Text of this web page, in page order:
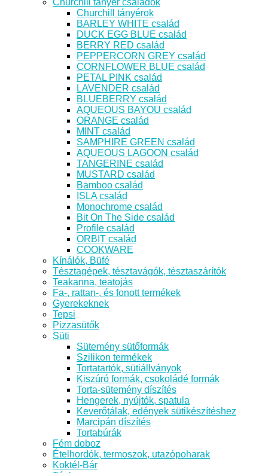
Churchill tányérok
BARLEY WHITE család
DUCK EGG BLUE család
BERRY RED család
PEPPERCORN GREY család
CORNFLOWER BLUE család
PETAL PINK család
LAVENDER család
BLUEBERRY család
AQUEOUS BAYOU család
ORANGE család
MINT család
SAMPHIRE GREEN család
AQUEOUS LAGOON család
TANGERINE család
MUSTARD család
Bamboo család
ISLA család
Monochrome család
Bit On The Side család
Profile család
ORBIT család
COOKWARE
Kínálók, Büfé
Tésztagépek, tésztavágók, tésztaszárítók
Teakanna, teatojás
Fa-, rattan-, és fonott termékek
Gyerekeknek
Tepsi
Pizzasütők
Süti
Sütemény sütőformák
Szilikon termékek
Tortatartók, sütiállványok
Kiszúró formák, csokoládé formák
Torta-sütemény díszítés
Hengerek, nyújtók, spatula
Keverőtálak, edények sütikészítéshez
Marcipán díszítés
Tortabúrák
Fém doboz
Ételhordók, termoszok, utazópoharak
Koktél-Bár